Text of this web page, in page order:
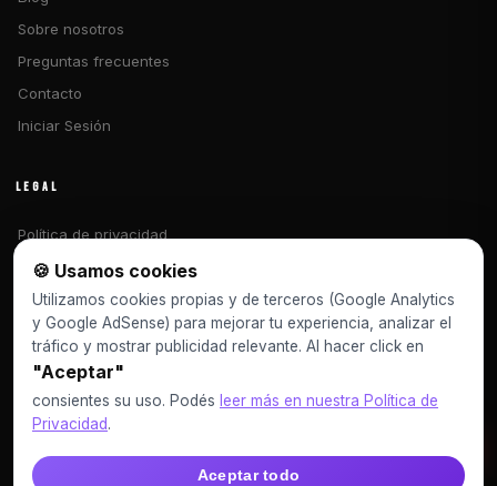
Sobre nosotros
Preguntas frecuentes
Contacto
Iniciar Sesión
LEGAL
Política de privacidad
Términos y condiciones
Libro de reclamaciones
CONTACTO
vecsitedesingoficial@gmail.com
+51 980974148
🍪 Usamos cookies
Utilizamos cookies propias y de terceros (Google Analytics
y Google AdSense) para mejorar tu experiencia, analizar el
tráfico y mostrar publicidad relevante. Al hacer click en
"Aceptar"
consientes su uso. Podés leer más en nuestra Política de
Privacidad.
Aceptar todo